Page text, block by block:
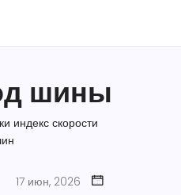
шины
индекс скорости
17 июн, 2026